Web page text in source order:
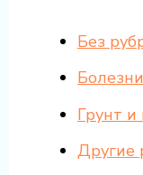
Без
Грунт и
Другие